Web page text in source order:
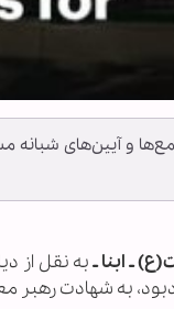
و آیین‌های شبانه
ـ ابنا ـبه نقل از
به شهادت رهبر